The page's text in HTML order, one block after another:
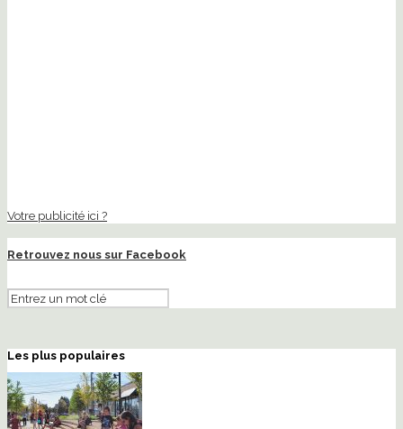
Votre publicité ici ?
Retrouvez nous sur Facebook
Les plus populaires